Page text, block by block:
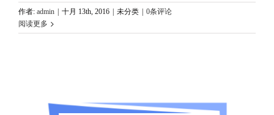
作者: admin 十月 13th, 2016 未分类
0条评论
阅读更多